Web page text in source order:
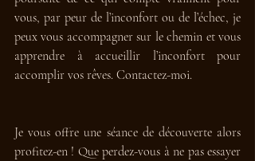
vous, par peur de l’inconfort ou de l’échec, je
peux vous accompagner sur le chemin et vous
apprendre à accueillir l’inconfort pour
accomplir vos rêves. Contactez-moi.
Je vous offre une séance de découverte alors
profitez-en ! Que perdez-vous à ne pas essayer